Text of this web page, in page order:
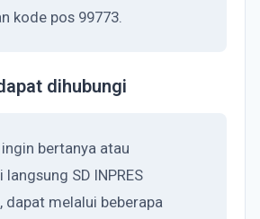
kode pos 99773.
dihubungi
bertanya atau
SD INPRES
dapat melalui beberapa